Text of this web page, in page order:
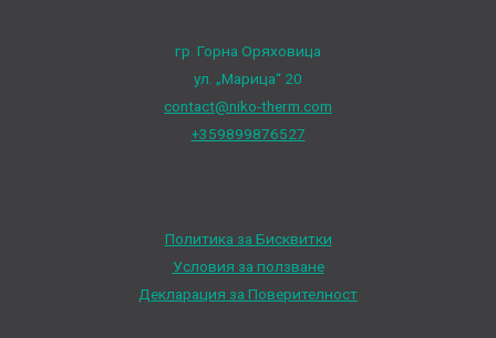
гр. Горна Оряховица
ул. „Марица“ 20
contact@niko-therm.com
+359899876527
Политика за Бисквитки
Условия за ползване
Декларация за Поверителност